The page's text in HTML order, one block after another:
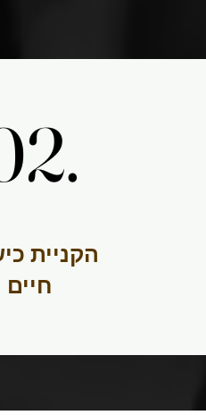
הקניית
חיים